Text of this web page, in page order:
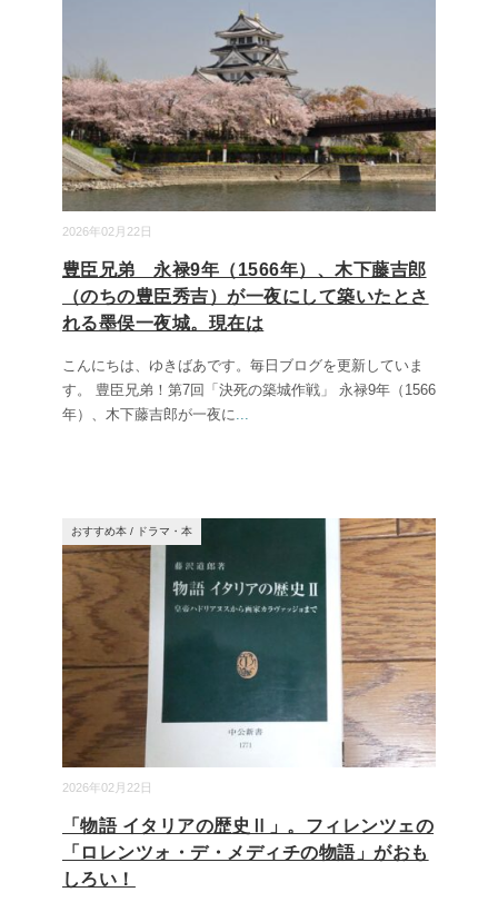
2026年02月22日
豊臣兄弟 永禄9年（1566年）、木下藤吉郎
（のちの豊臣秀吉）が一夜にして築いたとさ
れる墨俣一夜城。現在は
こんにちは、ゆきばあです。毎日ブログを更新していま
す。 豊臣兄弟！第7回「決死の築城作戦」 永禄9年（1566
年）、木下藤吉郎が一夜に...
2026年02月22日
おすすめ本 / ドラマ・本
「物語 イタリアの歴史Ⅱ」。フィレンツェの
「ロレンツォ・デ・メディチの物語」がおも
しろい！